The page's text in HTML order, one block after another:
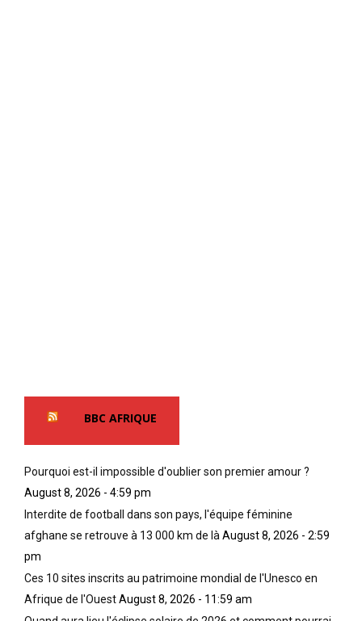
BBC AFRIQUE
Pourquoi est-il impossible d'oublier son premier amour ?
August 8, 2026 - 4:59 pm
Interdite de football dans son pays, l'équipe féminine
afghane se retrouve à 13 000 km de là August 8, 2026 - 2:59
pm
Ces 10 sites inscrits au patrimoine mondial de l'Unesco en
Afrique de l'OuestAugust 8, 2026 - 11:59 am